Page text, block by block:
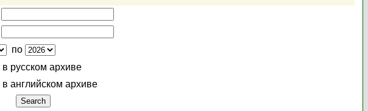
по
в русском архиве
в английском архиве